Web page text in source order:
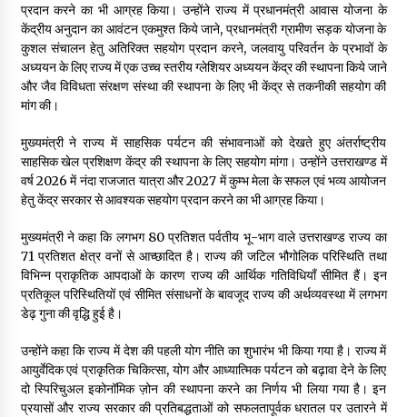
Thought Of The Day 9 May
May 9, 2022
प्रदान करने का भी आग्रह किया। उन्होंने राज्य में प्रधानमंत्री आवास योजना के
केंद्रीय अनुदान का आवंटन एकमुश्त किये जाने, प्रधानमंत्री ग्रामीण सड़क योजना के
कुशल संचालन हेतु अतिरिक्त सहयोग प्रदान करने, जलवायु परिवर्तन के प्रभावों के
अध्ययन के लिए राज्य में एक उच्च स्तरीय ग्लेशियर अध्ययन केंद्र की स्थापना किये जाने
और जैव विविधता संरक्षण संस्था की स्थापना के लिए भी केंद्र से तकनीकी सहयोग की
मांग की।
मुख्यमंत्री ने राज्य में साहसिक पर्यटन की संभावनाओं को देखते हुए अंतर्राष्ट्रीय
साहसिक खेल प्रशिक्षण केंद्र की स्थापना के लिए सहयोग मांगा। उन्होंने उत्तराखण्ड में
वर्ष 2026 में नंदा राजजात यात्रा और 2027 में कुम्भ मेला के सफल एवं भव्य आयोजन
हेतु केंद्र सरकार से आवश्यक सहयोग प्रदान करने का भी आग्रह किया।
मुख्यमंत्री ने कहा कि लगभग 80 प्रतिशत पर्वतीय भू-भाग वाले उत्तराखण्ड राज्य का
71 प्रतिशत क्षेत्र वनों से आच्छादित है। राज्य की जटिल भौगोलिक परिस्थिति तथा
विभिन्न प्राकृतिक आपदाओं के कारण राज्य की आर्थिक गतिविधियाँ सीमित हैं। इन
प्रतिकूल परिस्थितियों एवं सीमित संसाधनों के बावजूद राज्य की अर्थव्यवस्था में लगभग
डेढ़ गुना की वृद्धि हुई है।
उन्होंने कहा कि राज्य में देश की पहली योग नीति का शुभारंभ भी किया गया है। राज्य में
आयुर्वेदिक एवं प्राकृतिक चिकित्सा, योग और आध्यात्मिक पर्यटन को बढ़ावा देने के लिए
दो स्पिरिचुअल इकोनॉमिक ज़ोन की स्थापना करने का निर्णय भी लिया गया है। इन
प्रयासों और राज्य सरकार की प्रतिबद्धताओं को सफलतापूर्वक धरातल पर उतारने में